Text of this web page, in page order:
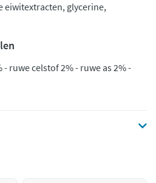
glycerine,
- ruwe celstof 2% - ruwe as 2% -